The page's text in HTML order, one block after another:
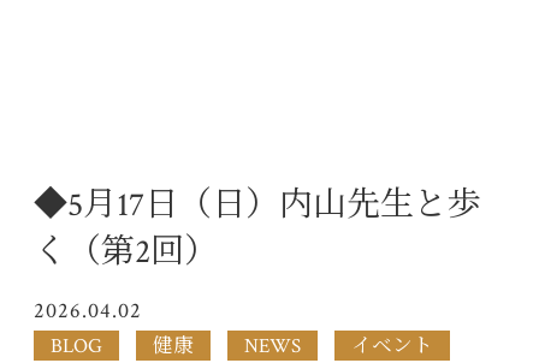
◆5月17日（日）内山先生と歩
く（第2回）
2026.04.02
BLOG 健康 NEWS イベント